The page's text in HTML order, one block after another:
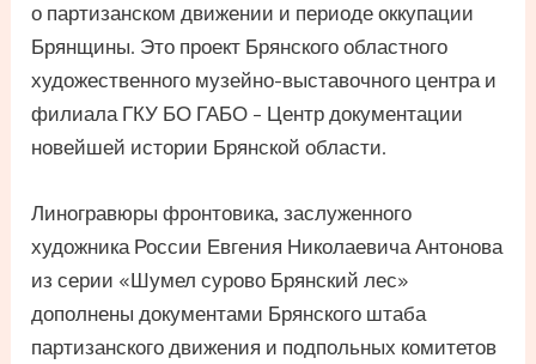
о партизанском движении и периоде оккупации
Брянщины. Это проект Брянского областного
художественного музейно-выставочного центра и
филиала ГКУ БО ГАБО – Центр документации
новейшей истории Брянской области.
Линогравюры фронтовика, заслуженного
художника России Евгения Николаевича Антонова
из серии «Шумел сурово Брянский лес»
дополнены документами Брянского штаба
партизанского движения и подпольных комитетов